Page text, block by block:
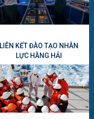
LIÊN KẾT ĐÀO TẠO NHÂN
LỰC HÀNG HẢI